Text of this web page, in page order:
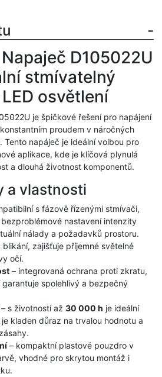
D105022U
stmívatelný
osvětlení
je špičkové řešení pro napájení
proudem v náročných
napáječ je ideální volbou pro
aplikace, kde je klíčová plynulá
a dlouhá životnost komponentů.
a vlastnosti
s fázově řízenými stmívači,
nastavení intenzity
nálady a požadavků prostoru.
blikání, zajišťuje příjemné světelné
očí.
– integrovaná ochrana proti zkratu,
spolehlivý a bezpečný
– s životností až 30 000 h je ideální
kladen důraz na trvalou hodnotu a
– kompaktní plastové pouzdro v
vhodné pro skrytou montáž i